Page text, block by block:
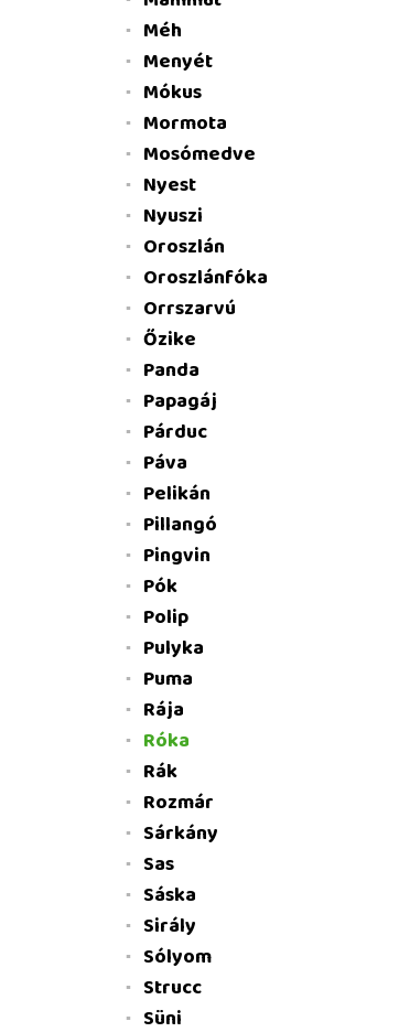
Méh
Menyét
Mókus
Mormota
Mosómedve
Nyest
Nyuszi
Oroszlán
Oroszlánfóka
Orrszarvú
Őzike
Panda
Papagáj
Párduc
Páva
Pelikán
Pillangó
Pingvin
Pók
Polip
Pulyka
Puma
Rája
Róka
Rák
Rozmár
Sárkány
Sas
Sáska
Sirály
Sólyom
Strucc
Süni